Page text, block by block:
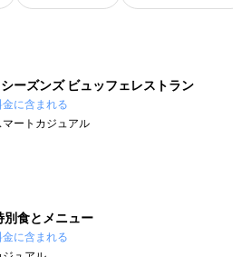
ーズンズ ビュッフェレストラン
金に含まれる
マートカジュアル
別食とメニュー
金に含まれる